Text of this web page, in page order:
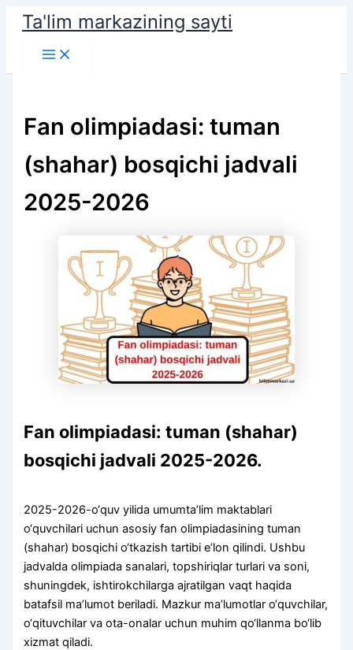
Skip
content
Ta'lim markazining sayti
Main
Menu
Fan olimpiadasi: tuman
(shahar) bosqichi jadvali
2025-2026
Fan olimpiadasi: tuman (shahar)
bosqichi jadvali 2025-2026.
2025-2026-o‘quv yilida umumta’lim maktablari
o‘quvchilari uchun asosiy fan olimpiadasining tuman
(shahar) bosqichi o‘tkazish tartibi e’lon qilindi. Ushbu
jadvalda olimpiada sanalari, topshiriqlar turlari va soni,
shuningdek, ishtirokchilarga ajratilgan vaqt haqida
batafsil ma’lumot beriladi. Mazkur ma’lumotlar o‘quvchilar,
o‘qituvchilar va ota-onalar uchun muhim qo‘llanma bo‘lib
xizmat qiladi.